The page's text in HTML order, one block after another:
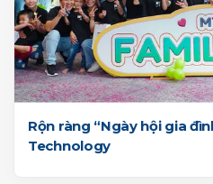
Rộn ràng “Ngày hội gia
Technology